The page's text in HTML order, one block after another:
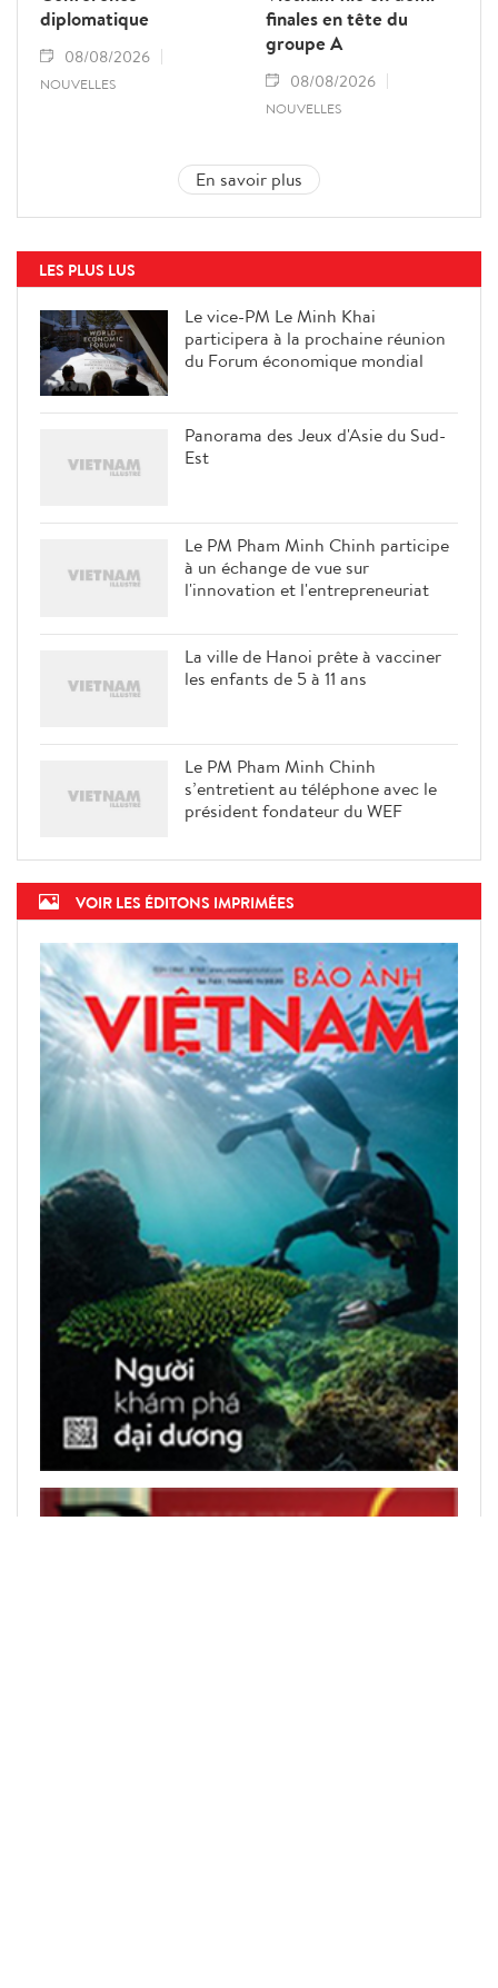
diplomatique
08/08/2026
NOUVELLES
finales en tête du
groupe A
08/08/2026
NOUVELLES
En savoir plus
LES PLUS LUS
Le vice-PM Le Minh Khai
participera à la prochaine réunion
du Forum économique mondial
Panorama des Jeux d'Asie du Sud-
Est
Le PM Pham Minh Chinh participe
à un échange de vue sur
l'innovation et l'entrepreneuriat
La ville de Hanoi prête à vacciner
les enfants de 5 à 11 ans
Le PM Pham Minh Chinh
s’entretient au téléphone avec le
président fondateur du WEF
VOIR LES ÉDITONS IMPRIMÉES